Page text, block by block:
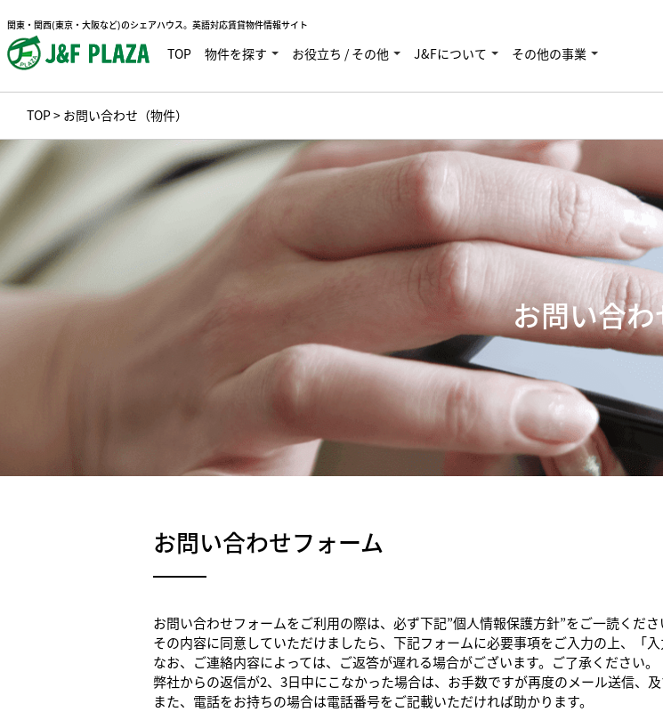
関東・関西(東京・大阪など)のシェアハウス。英語対応賃貸物件情報サイト
TOP 物件を探す お役立ち / その他 J&Fについて その他の事業
TOP> お問い合わせ（物件）
お問い合
お問い合わせフォーム
お問い合わせフォームをご利用の際は、必ず下記”個人情報保護方針”をご一読くださ
その内容に同意していただけましたら、下記フォームに必要事項をご入力の上、「
なお、ご連絡内容によっては、ご返答が遅れる場合がございます。ご了承ください。
弊社からの返信が2、3日中にこなかった場合は、お手数ですが再度のメール送信、及
また、電話をお持ちの場合は電話番号をご記載いただければ助かります。